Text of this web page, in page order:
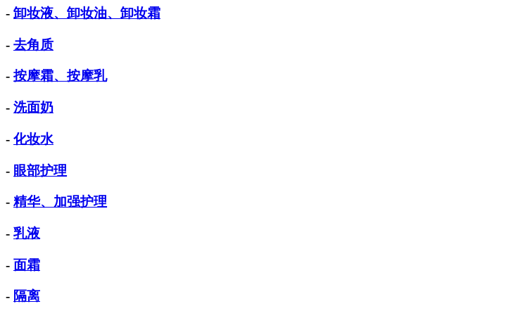
- 卸妆液、卸妆油、卸妆霜
- 去角质
- 按摩霜、按摩乳
- 洗面奶
- 化妆水
- 眼部护理
- 精华、加强护理
- 乳液
- 面霜
- 隔离